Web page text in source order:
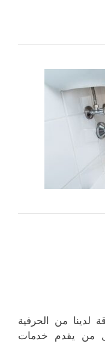
من الحرفية
من يقدم خدمات